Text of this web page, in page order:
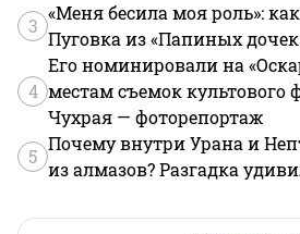
3
«Меня бесила моя роль»:
Пуговка из «Папиных
4
Его номинировали на
местам съемок культового
Чухрая — фоторепортаж
5
Почему внутри Урана и
из алмазов? Разгадка